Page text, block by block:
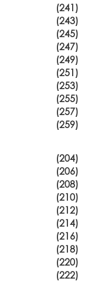
(241)
(243)
(245)
(247)
(249)
(251)
(253)
(255)
(257)
(259)
(204)
(206)
(208)
(210)
(212)
(214)
(216)
(218)
(220)
(222)